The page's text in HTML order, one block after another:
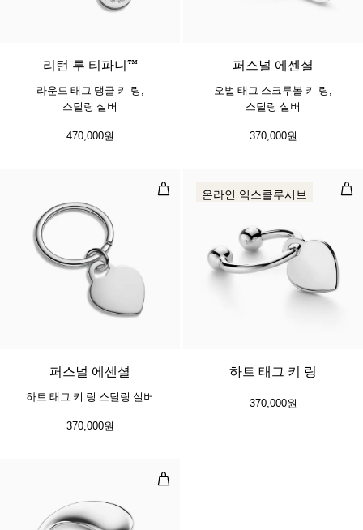
리턴 투 티파니™
라운드 태그 댕글 키 링,
스털링 실버
470,000원
퍼스널 에센셜
오벌 태그 스크루볼 키 링,
스털링 실버
370,000원
하트 태그 키 링 스털링 실버
퍼스널 에센셜
하트 태그 키 링 스털링 실버
370,000원
하
온라인 익스클루시브
하트 태그 키 링
370,000원
이터널 서클 키 링